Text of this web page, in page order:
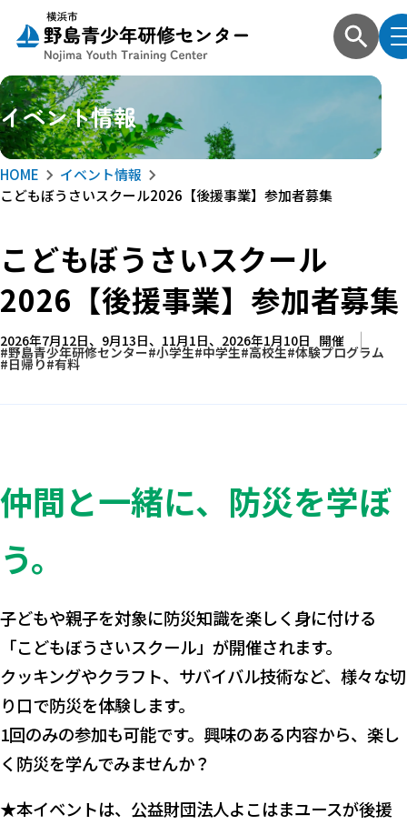
イベント情報
HOME
イベント情報
こどもぼうさいスクール2026【後援事業】参加者募集
こどもぼうさいスクール
2026【後援事業】参加者募集
2026年7月12日、9月13日、11月1日、2026年1月10日 開催
野島青少年研修センター 小学生 中学生 高校生 体験プログラム
日帰り 有料
仲間と一緒に、防災を学ぼ
う。
子どもや親子を対象に防災知識を楽しく身に付ける
「こどもぼうさいスクール」が開催されます。
クッキングやクラフト、サバイバル技術など、様々な切
り口で防災を体験します。
1回のみの参加も可能です。興味のある内容から、楽し
く防災を学んでみませんか？
★本イベントは、公益財団法人よこはまユースが後援